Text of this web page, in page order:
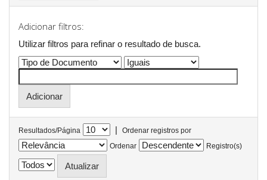
Adicionar filtros:
Utilizar filtros para refinar o resultado de busca.
Resultados/Página |
Ordenar registros por
Ordenar
Registro(s)